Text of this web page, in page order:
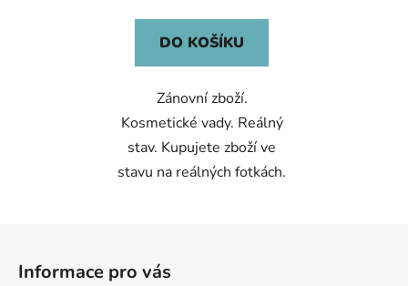
DO KOŠÍKU
Zánovní zboží.
Kosmetické vady. Reálný
stav. Kupujete zboží ve
stavu na reálných fotkách.
Informace pro vás